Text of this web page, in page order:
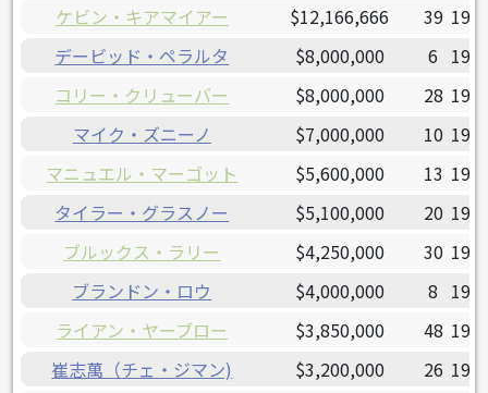
ケビン・キアマイアー $12,166,666 39
デービッド・ペラルタ
$8,000,000 6
コリー・クリューバー
$8,000,000 28
マイク・ズニーノ
$7,000,000 10
マニュエル・マーゴット
$5,600,000 13
タイラー・グラスノー
$5,100,000 20
ブルックス・ラリー
$4,250,000 30
ブランドン・ロウ
$4,000,000 8
ライアン・ヤーブロー
$3,850,000 48
崔志萬（チェ・ジマン)
$3,200,000 26